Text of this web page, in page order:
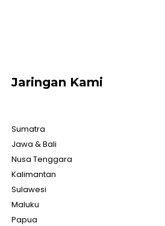
Jaringan Kami
Sumatra
Jawa & Bali
Nusa Tenggara
Kalimantan
Sulawesi
Maluku
Papua